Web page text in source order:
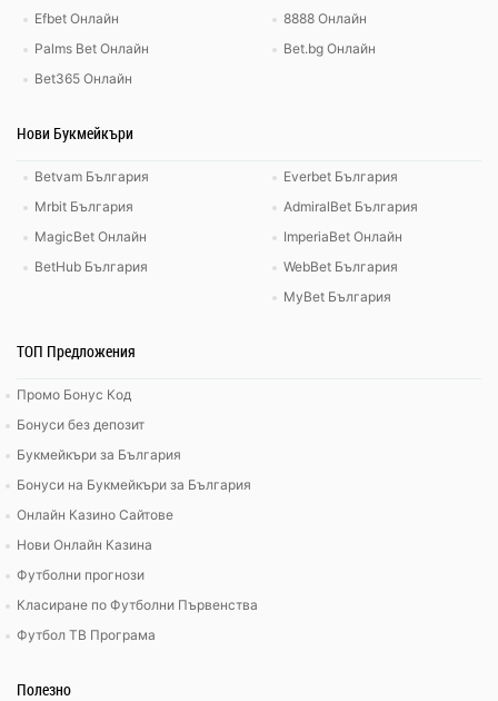
Efbet Онлайн
Palms Bet Онлайн
Bet365 Онлайн
8888 Онлайн
Bet.bg Онлайн
Нови Букмейкъри
Betvam България
Mrbit България
MagicBet Онлайн
BetHub България
Everbet България
AdmiralBet България
ImperiaBet Онлайн
WebBet България
MyBet България
ТОП Предложения
Промо Бонус Код
Бонуси без депозит
Букмейкъри за България
Бонуси на Букмейкъри за България
Онлайн Казино Сайтове
Нови Онлайн Казина
Футболни прогнози
Класиране по Футболни Първенства
Футбол ТВ Програма
Полезно